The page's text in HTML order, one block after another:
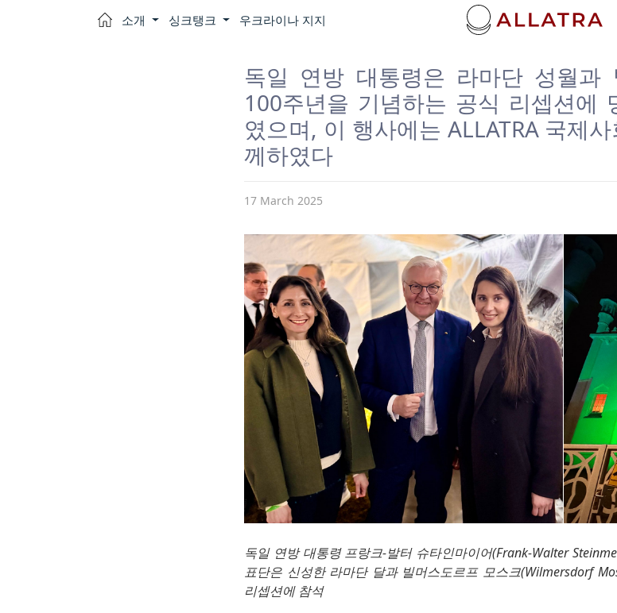
소개 싱크탱크 우크라이나 지지
독일 연방 대통령은 라마단 성월과
100주년을 기념하는 공식 리셉션에
였으며, 이 행사에는 ALLATRA 국제
께하였다
17 March 2025
독일 연방 대통령 프랑크-발터 슈타인마이어(Frank-Walter
표단은 신성한 라마단 달과 빌머스도르프 모스크(Wilmersdorf
리셉션에 참석